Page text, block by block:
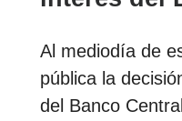
Al mediodía de
pública la
del Banco